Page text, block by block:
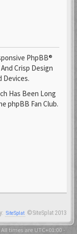
PhpBB®
Crisp Design
Devices.
Has Been Long
phpBB Fan Club.
SiteSplat ©SiteSplat 2013
times are UTC+01:00 -